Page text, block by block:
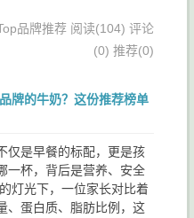
品牌推荐 阅读(104) 评论
(0) 推荐(0)
牌的牛奶？这份推荐榜单
仅是早餐的标配，更是孩
一杯，背后是营养、安全
灯光下，一位家长对比着
、蛋白质、脂肪比例，这